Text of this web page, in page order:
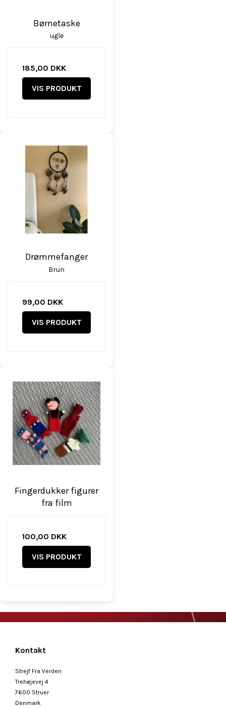
Børnetaske
ugle
185,00 DKK
VIS PRODUKT
Drømmefanger
Brun
99,00 DKK
VIS PRODUKT
Fingerdukker figurer
fra film
100,00 DKK
VIS PRODUKT
Kontakt
Strejf Fra Verden
Trehøjevej 4
7600 Struer
Denmark